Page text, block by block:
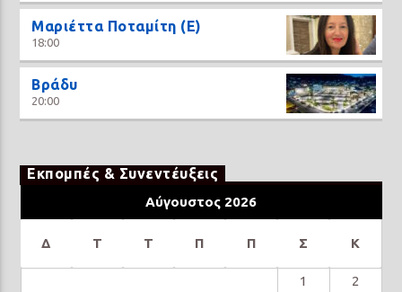
Μαριέττα Ποταμίτη (Ε)
18:00
Βράδυ
20:00
Εκπομπές & Συνεντέυξεις
Αύγουστος 2026
Δ Τ Τ Π Π Σ Κ
1
2